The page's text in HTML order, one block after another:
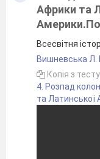
Африки та
Всесвітня
Вишневська Л.
Копія з
4. Розпад
та Латинської